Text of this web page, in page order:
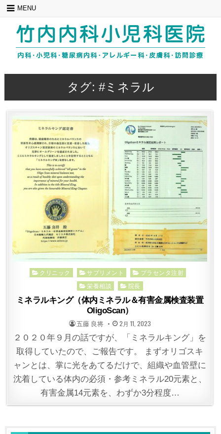
Skip
content
MENU
タグ: #ミネラル
Posted
クリニック サプリメント
プラセンタ注射
栄養相談
院長
ミネラルキング（体内ミネラル＆有害金属検査装置
OligoScan）
POSTED
BY
五藤 良将 POSTED
ON
2月 11, 2023
２０２０年９月の話ですが、「ミネラルキング」を
取得していたので、ご報告です。 まずオリゴスキ
ャンとは、掌に光をあてるだけで、組織や血管壁に
沈着している体内の必須・参考ミネラル20元素と、
有害金属14元素を、わずか3分程度…